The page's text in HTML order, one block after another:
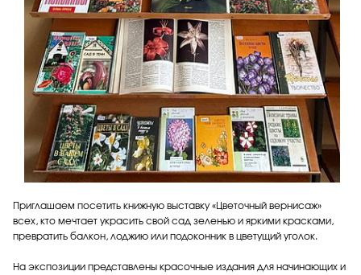
Приглашаем посетить книжную выставку «Цветочный вернисаж»
всех, кто мечтает украсить свой сад зеленью и яркими красками,
превратить балкон, лоджию или подоконник в цветущий уголок.
На экспозиции представлены красочные издания для начинающих и